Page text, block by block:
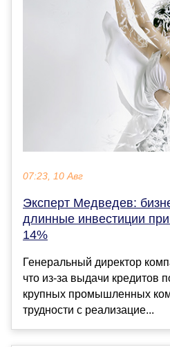
07:23, 10 Авг
Эксперт Медведев:
длинные инвестиции
14%
Генеральный директор
что из-за выдачи кредитов
крупных промышленных
трудности с реализацие...